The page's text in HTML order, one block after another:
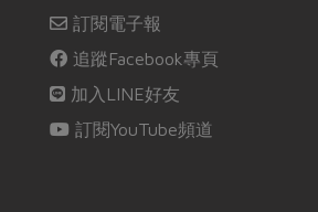
訂閱電子報
追蹤Facebook專頁
加入LINE好友
訂閱YouTube頻道